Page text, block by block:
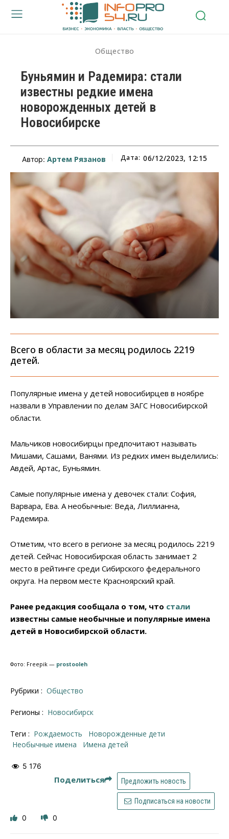
Общество
Буньямин и Радемира: стали
известны редкие имена
новорожденных детей в
Новосибирске
Автор: Артем Рязанов Дата: 06/12/2023, 12:15
Всего в области за месяц родилось 2219
детей.
Популярные имена у детей новосибирцев в ноябре
назвали в Управлении по делам ЗАГС Новосибирской
области.
Мальчиков новосибирцы предпочитают называть
Мишами, Сашами, Ванями. Из редких имен выделились:
Авдей, Артас, Буньямин.
Самые популярные имена у девочек стали: София,
Варвара, Ева. А необычные: Веда, Лиллианна,
Радемира.
Отметим, что всего в регионе за месяц родилось 2219
детей. Сейчас Новосибирская область занимает 2
место в рейтинге среди Сибирского федерального
округа. На первом месте Красноярский край.
Ранее редакция сообщала о том, что стали
известны самые необычные и популярные имена
детей в Новосибирской области.
Фото: Freepik — prostooleh
Рубрики : Общество
Регионы : Новосибирск
Теги : рождаемость
новорожденные дети
необычные имена
имена детей
5 176
Поделиться Предложить новость
Подписаться на новости
0 0